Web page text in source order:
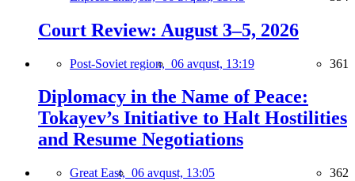
Court Review: August 3–5, 2026
Post-Soviet region, 06 avqust, 13:19 361
Diplomacy in the Name of Peace:
Tokayev’s Initiative to Halt Hostilities
and Resume Negotiations
Great East, 06 avqust, 13:05 362